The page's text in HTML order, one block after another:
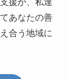
援が、私達
あなたの善
合う地域に